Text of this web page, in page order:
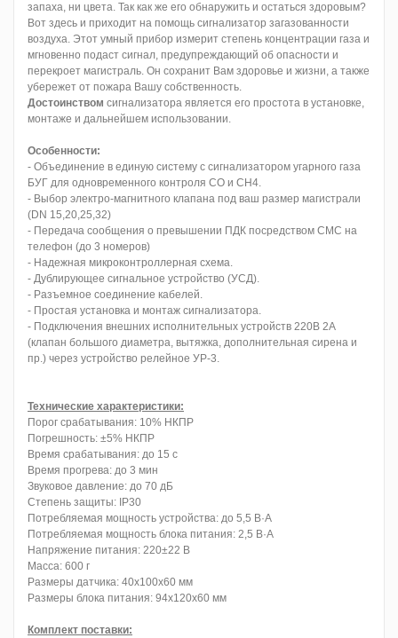
запаха, ни цвета. Так как же его обнаружить и остаться здоровым?
Вот здесь и приходит на помощь сигнализатор загазованности
воздуха. Этот умный прибор измерит степень концентрации газа и
мгновенно подаст сигнал, предупреждающий об опасности и
перекроет магистраль. Он сохранит Вам здоровье и жизни, а также
убережет от пожара Вашу собственность.
Достоинством сигнализатора является его простота в установке,
монтаже и дальнейшем использовании.
Особенности:
- Объединение в единую систему с сигнализатором угарного газа
БУГ для одновременного контроля СО и СН4.
- Выбор электро-магнитного клапана под ваш размер магистрали
(DN 15,20,25,32)
- Передача сообщения о превышении ПДК посредством СМС на
телефон (до 3 номеров)
- Надежная микроконтроллерная схема.
- Дублирующее сигнальное устройство (УСД).
- Разъемное соединение кабелей.
- Простая установка и монтаж сигнализатора.
- Подключения внешних исполнительных устройств 220В 2А
(клапан большого диаметра, вытяжка, дополнительная сирена и
пр.) через устройство релейное УР-3.
Технические характеристики:
Порог срабатывания: 10% НКПР
Погрешность: ±5% НКПР
Время срабатывания: до 15 с
Время прогрева: до 3 мин
Звуковое давление: до 70 дБ
Степень защиты: IP30
Потребляемая мощность устройства: до 5,5 В·А
Потребляемая мощность блока питания: 2,5 В·А
Напряжение питания: 220±22 В
Масса: 600 г
Размеры датчика: 40х100х60 мм
Размеры блока питания: 94х120х60 мм
Комплект поставки: